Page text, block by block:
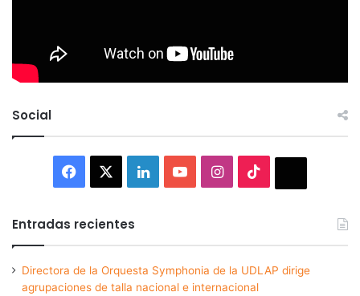
Social
Facebook LinkedInYouTubeInstagram
Entradas recientes
Directora de la Orquesta Symphonia de la UDLAP dirige
agrupaciones de talla nacional e internacional